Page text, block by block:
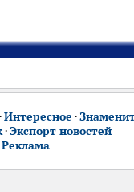
·Интересное ·
·Экспорт новостей
Реклама